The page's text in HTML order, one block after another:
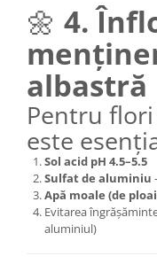
🌼 4.
albastră
Pentru flori
este
Sol acid pH 4.5–5.5
Sulfat de aluminiu
Apă moale (de
Evitarea
aluminiul)